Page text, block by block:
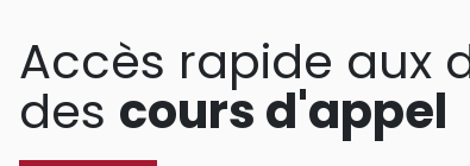
Accès rapide aux
des cours d'appel